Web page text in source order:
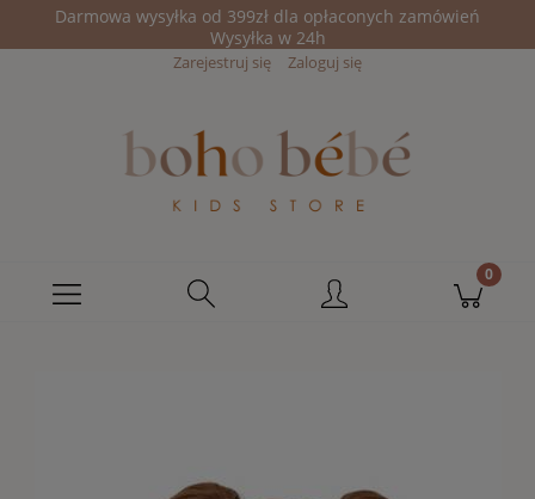
Darmowa wysyłka od 399zł dla opłaconych zamówień
Wysyłka w 24h
Zarejestruj się Zaloguj się